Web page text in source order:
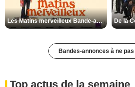
Les Matins merveilleux Bande-annonce VF
Bandes-annonces à ne
Top actus de la semaine